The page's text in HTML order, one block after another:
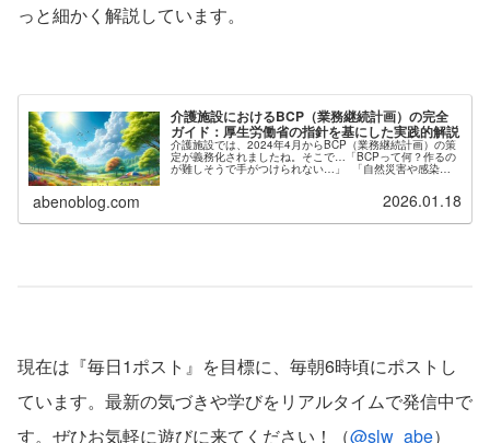
っと細かく解説しています。
介護施設におけるBCP（業務継続計画）の完全
ガイド：厚生労働省の指針を基にした実践的解説
介護施設では、2024年4月からBCP（業務継続計画）の策
定が義務化されましたね。そこで…「BCPって何？作るの
が難しそうで手がつけられない…」 「自然災害や感染症
abenoblog.com 2026.01.18
現在は『毎日1ポスト』を目標に、毎朝6時頃にポストし
ています。最新の気づきや学びをリアルタイムで発信中で
す。ぜひお気軽に遊びに来てください！（@slw_abe）